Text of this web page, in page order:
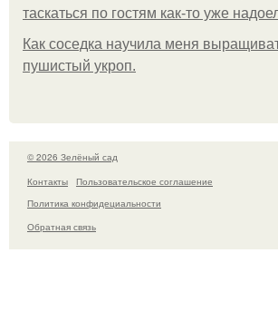
таскаться по гостям как-то уже
Как соседка научила меня
пушистый укроп.
© 2026 Зелёный сад
Контакты
Пользовательское соглашение
Политика конфидециальности
Обратная связь